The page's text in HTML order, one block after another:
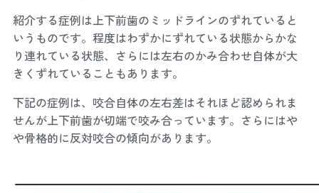
紹介する症例は上下前歯のミッドラインのずれていると
いうものです。程度はわずかにずれている状態からかな
り連れている状態、さらには左右のかみ合わせ自体が大
きくずれていることもあります。
下記の症例は、咬合自体の左右差はそれほど認められま
せんが上下前歯が切端で咬み合っています。さらにはや
や骨格的に反対咬合の傾向があります。